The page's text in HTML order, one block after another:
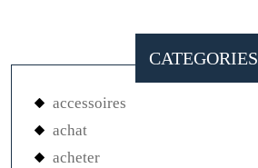
CATEGORIES
accessoires
achat
acheter